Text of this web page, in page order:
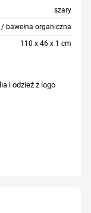
szary
bawełna organiczna
110 x 46 x 1 cm
i odzież z logo